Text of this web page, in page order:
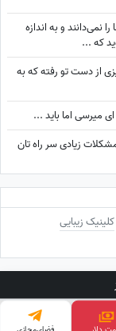
اطرافیان قدر شما را نمی‌دانند و به اندازه
که ...
16 مرداد 1405 / بدان که چیزی از دست تو رفته که به
جمعه 16 مرداد 1405 + فیلم / مشکلات زیادی سر راه تان
کلینیک زیبایی